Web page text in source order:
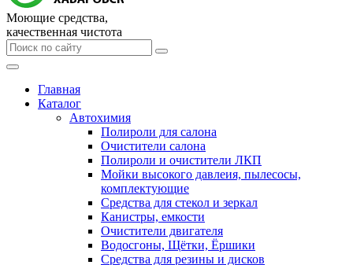
Моющие средства,
качественная чистота
Главная
Каталог
Автохимия
Полироли для салона
Очистители салона
Полироли и очистители ЛКП
Мойки высокого давлеия, пылесосы,
комплектующие
Средства для стекол и зеркал
Канистры, емкости
Очистители двигателя
Водосгоны, Щётки, Ёршики
Средства для резины и дисков